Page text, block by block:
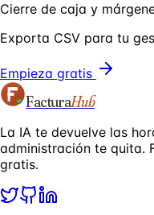
Cierre de caja y
Exporta CSV para tu
Empieza gratis
FacturaHub
La IA te devuelve las
administración te quita.
gratis.